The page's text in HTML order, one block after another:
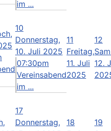
im ...
10
Donnerstag,
10. Juli 2025
07:30pm
Vereinsabend
im ...
11
Freitag,
11. Juli
2025
12
12.
17
Donnerstag,
18
19